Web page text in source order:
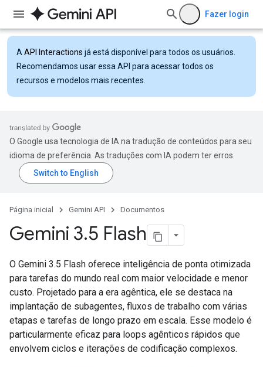
Fazer login
A API Interactions já está disponível para todos os usuários.
Recomendamos usar essa API para acessar todos os
recursos e modelos mais recentes.
O Google usa tecnologia de IA na tradução de conteúdos para seu
idioma de preferência. As traduções com IA podem ter erros.
Página inicial Gemini API Documentos
Gemini 3.5 Flash
O Gemini 3.5 Flash oferece inteligência de ponta otimizada
para tarefas do mundo real com maior velocidade e menor
custo. Projetado para a era agêntica, ele se destaca na
implantação de subagentes, fluxos de trabalho com várias
etapas e tarefas de longo prazo em escala. Esse modelo é
particularmente eficaz para loops agênticos rápidos que
envolvem ciclos e iterações de codificação complexos.